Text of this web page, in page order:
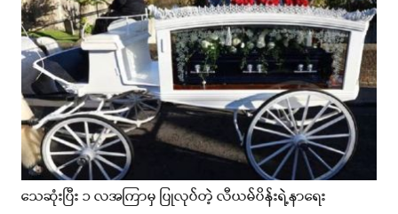
သေဆုံးပြီး ၁ လအကြာမှ ပြုလုပ်တဲ့ လီယမ်ပိန်းရဲ့နာရေး